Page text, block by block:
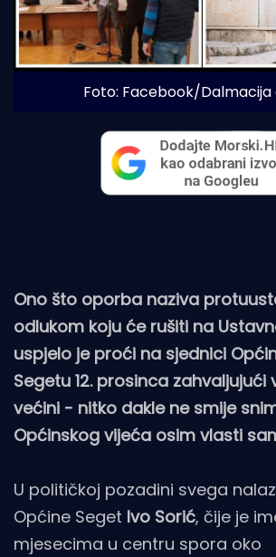
Foto: Facebook/Dalmacija
Ono što oporba naziva
odlukom koju će rušiti na
uspjelo je proći na sjednici
Segetu 12. prosinca zahvaljujući
većini - nitko dakle ne smije
Općinskog vijeća osim vlasti
U političkoj pozadini svega
Općine Seget Ivo Sorić, čije je
mjesecima u centru spora oko